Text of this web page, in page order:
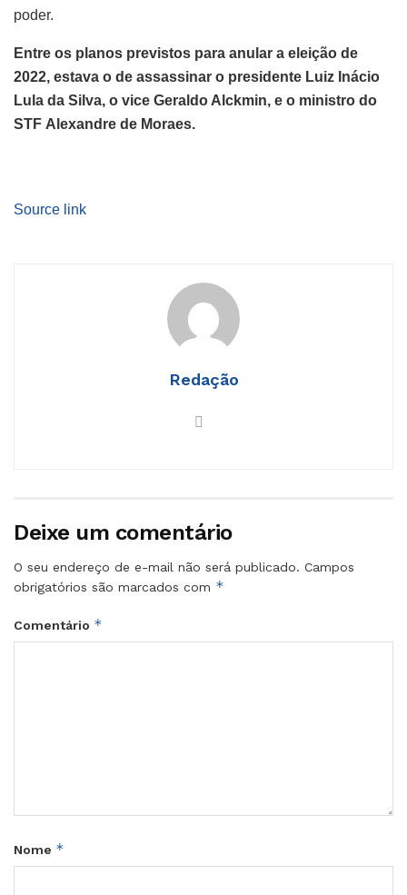
poder.
Entre os planos previstos para anular a eleição de
2022, estava o de assassinar o presidente Luiz Inácio
Lula da Silva, o vice Geraldo Alckmin, e o ministro do
STF Alexandre de Moraes.
Source link
Redação
Deixe um comentário
O seu endereço de e-mail não será publicado. Campos
obrigatórios são marcados com *
Comentário *
Nome *